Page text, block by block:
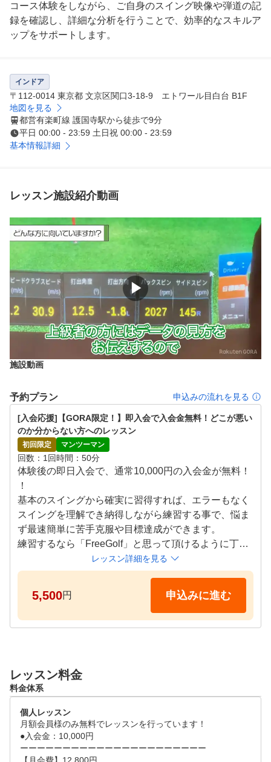
コース体験をしながら、ご自身のスイング映像や弾道の記
録を確認し、詳細な分析を行うことで、効率的なスキルア
ップをサポートします。
く、ご自身のペースで集中して練習に打ち込めます。深夜
や早朝など、お客様のライフスタイルに合わせて24時間
いつでもご利用いただけます。（一部店舗を除く）
インドア
〒112-0014 東京都 文京区関口3-18-9 エトワール目白台 B1F
地図を見る
都営有楽町線 護国寺駅から徒歩で9分
平日 00:00 - 23:59 土日祝 00:00 - 23:59
基本情報詳細
レッスン施設紹介動画
▶
施設動画
予約プラン 申込みの流れを見る
[入会応援]【GORA限定！】即入会で入会金無料！どこが悪い
のか分からない方へのレッスン
初回限定 マンツーマン
回数 1回時間 50分
体験後の即日入会で、通常10,000円の入会金が無料！
！
基本のスイングから確実に習得すれば、エラーもなく
スイングを理解でき納得しながら練習する事で、悩ま
ず最速簡単に苦手克服や目標達成ができます。
練習するなら「FreeGolf」と思って頂けるように丁寧
にレッスンを行っています。
1.準備運動(5分)
↓
2.レッスン(30分)
★レッスンタイムスケジュール(各50分)
日時をリクエスト画面からご提示ください。
レッスン詳細を見る
5,500円 申込みに進む
レッスン料金
料金体系
個人レッスン
月額会員様のみ無料でレッスンを行っています！
●入会金：10,000円
ーーーーーーーーーーーーーーーーーーーーーー